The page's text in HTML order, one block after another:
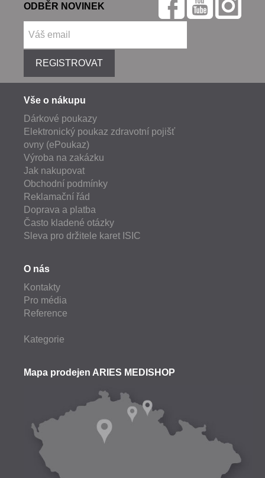
ODBĚR NOVINEK
REGISTROVAT
Vše o nákupu
Dárkové poukazy
Elektronický poukaz zdravotní pojišť
ovny (ePoukaz)
Výroba na zakázku
Jak nakupovat
Obchodní podmínky
Reklamační řád
Doprava a platba
Často kladené otázky
Sleva pro držitele karet ISIC
O nás
Kontakty
Pro média
Reference
Kategorie
Mapa prodejen ARIES MEDISHOP